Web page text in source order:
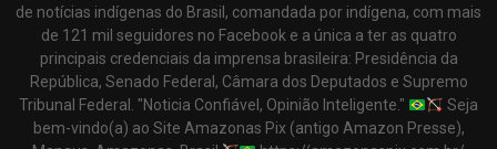
de notícias indígenas do Brasil, comandada por indígena, com mais
de 121 mil seguidores no Facebook e a única a ter as quatro
principais credenciais da imprensa brasileira: Presidência da
República, Senado Federal, Câmara dos Deputados e Supremo
Tribunal Federal. "Noticia Confiável, Opinião Inteligente."
Seja
bem-vindo(a) ao Site Amazonas Pix (antigo Amazon Presse),